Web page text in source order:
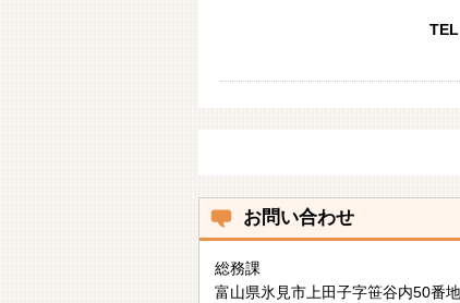
お問い合わせ
総務課
富山県氷見市上田子字笹谷内50番地